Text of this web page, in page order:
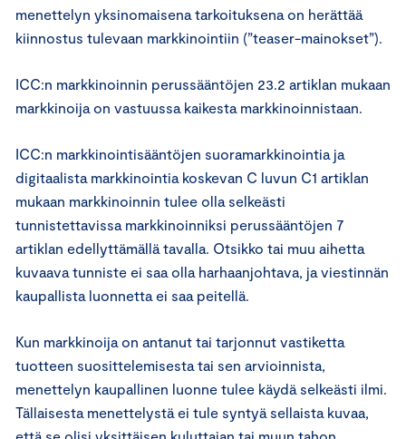
menettelyn yksinomaisena tarkoituksena on herättää
kiinnostus tulevaan markkinointiin (”teaser-mainokset”).
ICC:n markkinoinnin perussääntöjen 23.2 artiklan mukaan
markkinoija on vastuussa kaikesta markkinoinnistaan.
ICC:n markkinointisääntöjen suoramarkkinointia ja
digitaalista markkinointia koskevan C luvun C1 artiklan
mukaan markkinoinnin tulee olla selkeästi
tunnistettavissa markkinoinniksi perussääntöjen 7
artiklan edellyttämällä tavalla. Otsikko tai muu aihetta
kuvaava tunniste ei saa olla harhaanjohtava, ja viestinnän
kaupallista luonnetta ei saa peitellä.
Kun markkinoija on antanut tai tarjonnut vastiketta
tuotteen suosittelemisesta tai sen arvioinnista,
menettelyn kaupallinen luonne tulee käydä selkeästi ilmi.
Tällaisesta menettelystä ei tule syntyä sellaista kuvaa,